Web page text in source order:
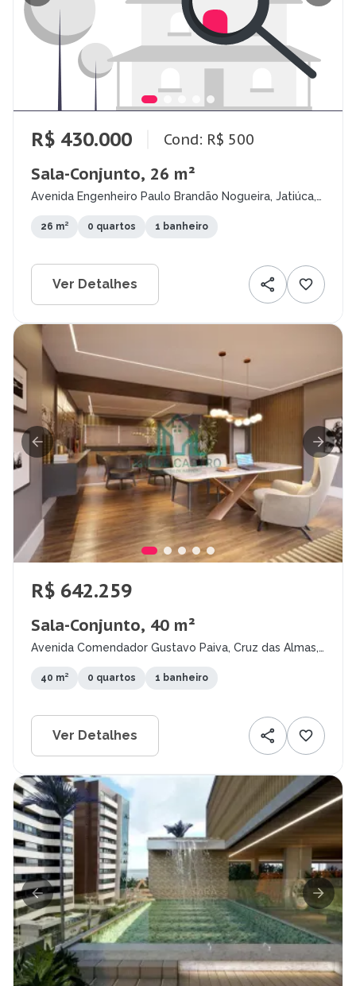
R$ 430.000 Cond: R$ 500
Sala-Conjunto, 26 m²
Avenida Engenheiro Paulo Brandão Nogueira, Jatiúca,
26 m² 0 quartos 1 banheiro
Ver Detalhes
R$ 642.259
Sala-Conjunto, 40 m²
Avenida Comendador Gustavo Paiva, Cruz das Almas,
40 m² 0 quartos 1 banheiro
Ver Detalhes